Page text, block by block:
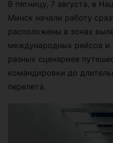
В пятницу, 7 августа, в
Минск начали работу
расположены в зонах
международных рейсов и
разных сценариев
командировки до
перелета.